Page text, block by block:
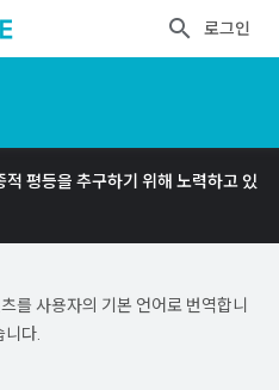
로그인
평등을 추구하기 위해 노력하고 있
를 사용자의 기본 언어로 번역합니
다.